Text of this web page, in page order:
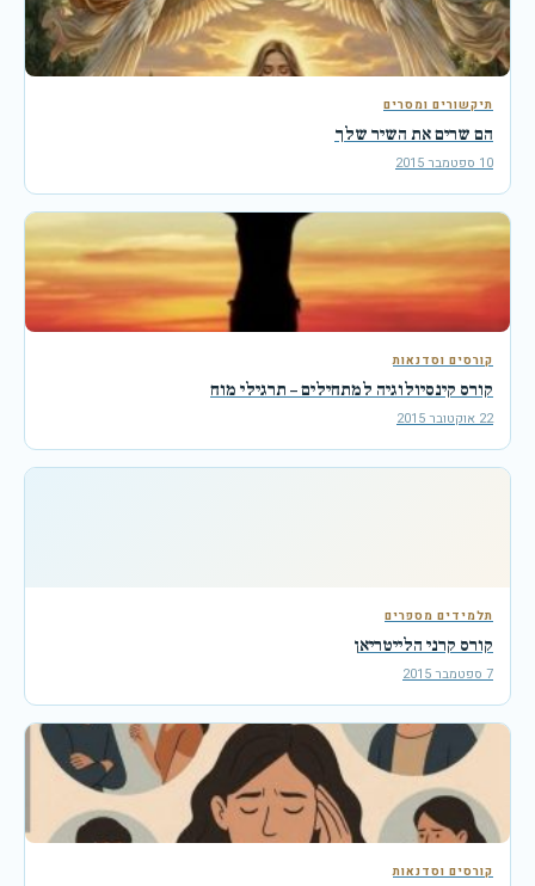
תיקשורים ומסרים
הם שרים את השיר שלך
10 ספטמבר 2015
קורסים וסדנאות
קורס קינסיולוגיה למתחילים – תרגילי מוח
22 אוקטובר 2015
תלמידים מספרים
קורס קרני הלייטריאן
7 ספטמבר 2015
קורסים וסדנאות